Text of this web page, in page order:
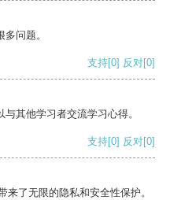
问题。
支持[0] 反对[0]
其他学习者交流学习心得。
支持[0] 反对[0]
了无限的隐私和安全性保护。